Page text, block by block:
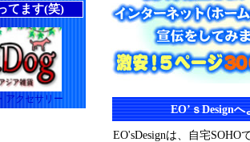
EO’ｓDesign
EO'sDesignは、自宅SOHO
てます(笑)
アクセサリー